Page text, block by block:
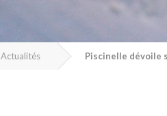
Actualités Piscinelle dévoile